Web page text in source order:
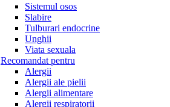
Sistemul osos
Slabire
Tulburari endocrine
Unghii
Viata sexuala
Recomandat pentru
Alergii
Alergii ale pielii
Alergii alimentare
Alergii respiratorii